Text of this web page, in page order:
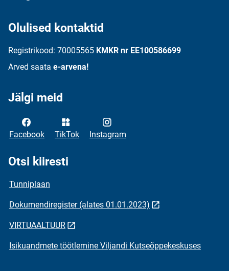
Olulised kontaktid
Registrikood: 70005565 KMKR nr EE100586699
Arved saata e-arvena!
Jälgi meid
Facebook TikTok Instagram
Otsi kiiresti
Tunniplaan
Dokumendiregister (alates 01.01.2023)
VIRTUAALTUUR
Isikuandmete töötlemine Viljandi Kutseõppekeskuses